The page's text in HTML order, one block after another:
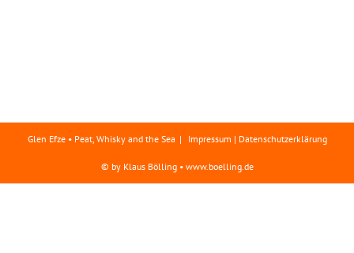
Glen Efze • Peat, Whisky and the Sea Impressum | Datenschutzerklärung
© by Klaus Bölling • www.boelling.de